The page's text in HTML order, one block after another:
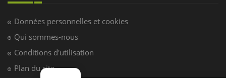
Données personnelles et cookies
Qui sommes-nous
Conditions d'utilisation
Plan du site